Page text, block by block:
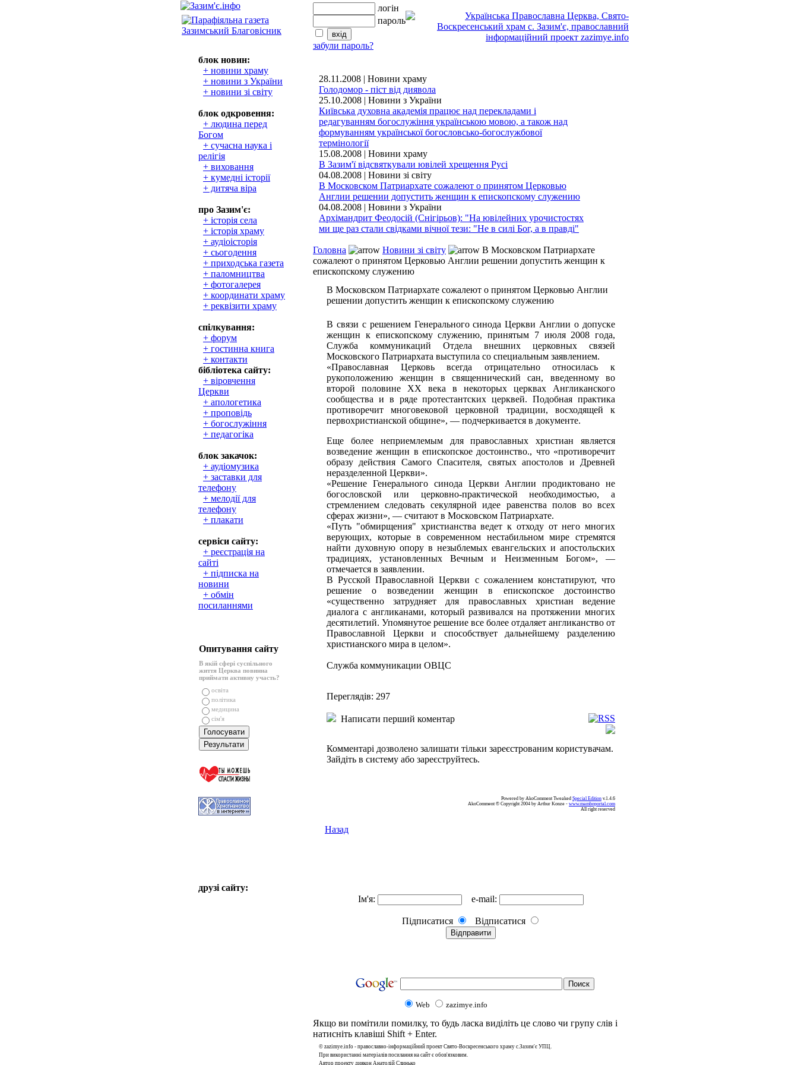
блок новин:
+ новини храму
+ новини з України
+ новини зі світу
блок одкровення:
+ людина перед
Богом
+ сучасна наука і
релігія
+ виховання
+ кумедні історії
+ дитяча віра
про Зазим'є:
+ історія села
+ історія храму
+ аудіоісторія
+ сьогодення
+ приходська газета
+ паломництва
+ фотогалерея
+ координати храму
+ реквізити храму
спілкування:
+ форум
+ гостинна книга
+ контакти
бібліотека сайту:
+ віровчення
Церкви
+ апологетика
+ проповідь
+ богослужіння
+ педагогіка
блок закачок:
+ аудіомузика
+ заставки для
телефону
+ мелодії для
телефону
+ плакати
сервіси сайту:
+ реєстрація на
сайті
+ підписка на
новини
+ обмін
посиланнями
Опитування сайту
В якій сфері суспільного
життя Церква повинна
приймати активну участь?
освіта
політика
медицина
сім'я
друзі сайту:
логін
пароль
забули пароль?
28.11.2008 | Новини храму
Голодомор - піст від диявола
25.10.2008 | Новини з України
Київська духовна академія працює над перекладами і
редагуванням богослужіння українською мовою, а також над
формуванням української богословсько-богослужбової
термінології
15.08.2008 | Новини храму
В Зазим'ї відсвяткували ювілей хрещення Русі
04.08.2008 | Новини зі світу
В Московском Патриархате сожалеют о принятом Церковью
Англии решении допустить женщин к епископскому служению
04.08.2008 | Новини з України
Архімандрит Феодосій (Снігірьов): "На ювілейних урочистостях
ми ще раз стали свідками вічної тези: "Не в силі Бог, а в правді"
Головна Новини зі світу
В Московском Патриархате
сожалеют о принятом Церковью Англии решении допустить женщин к
епископскому служению
В Московском Патриархате сожалеют о принятом Церковью Англии
решении допустить женщин к епископскому служению
В связи с решением Генерального синода Церкви Англии о допуске
женщин к епископскому служению, принятым 7 июля 2008 года,
Служба коммуникаций Отдела внешних церковных связей
Московского Патриархата выступила со специальным заявлением.
«Православная Церковь всегда отрицательно относилась к
рукоположению женщин в священнический сан, введенному во
второй половине XX века в некоторых церквах Англиканского
сообщества и в ряде протестантских церквей. Подобная практика
противоречит многовековой церковной традиции, восходящей к
первохристианской общине», — подчеркивается в документе.
Еще более неприемлемым для православных христиан является
возведение женщин в епископское достоинство., что «противоречит
образу действия Самого Спасителя, святых апостолов и Древней
неразделенной Церкви».
«Решение Генерального синода Церкви Англии продиктовано не
богословской или церковно-практической необходимостью, а
стремлением следовать секулярной идее равенства полов во всех
сферах жизни», — считают в Московском Патриархате.
«Путь "обмирщения" христианства ведет к отходу от него многих
верующих, которые в современном нестабильном мире стремятся
найти духовную опору в незыблемых евангельских и апостольских
традициях, установленных Вечным и Неизменным Богом», —
отмечается в заявлении.
В Русской Православной Церкви с сожалением констатируют, что
решение о возведении женщин в епископское достоинство
«существенно затрудняет для православных христиан ведение
диалога с англиканами, который развивался на протяжении многих
десятилетий. Упомянутое решение все более отдаляет англиканство от
Православной Церкви и способствует дальнейшему разделению
христианского мира в целом».
Служба коммуникации ОВЦС
Переглядів: 297
Написати перший коментар
Комментарі дозволено залишати тільки зареєстрованим користувачам.
Зайдіть в систему або зареєструйтесь.
Powered by AkoComment Tweaked Special Edition v.1.4.6
AkoComment © Copyright 2004 by Arthur Konze - www.mamboportal.com
All right reserved
Назад
Ім'я: e-mail:
Підписатися Відписатися
Web zazimye.info
Якщо ви помітили помилку, то будь ласка виділіть це слово чи групу слів і
натисніть клавіші Shift + Enter.
© zazimye.info - православнo-інформаційний проект Свято-Воскресенського храму с.Зазим'є УПЦ.
При використанні матеріалів посилання на сайт є обов'язковим.
Автор проекту диякон Анатолій Слинько